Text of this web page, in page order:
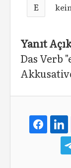
E
Yanıt
Das Verb